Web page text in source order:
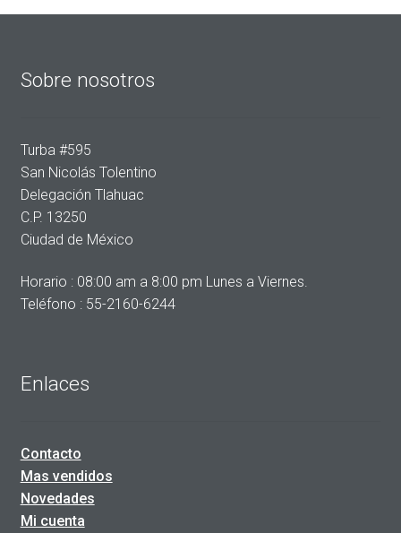
Sobre nosotros
Turba #595
San Nicolás Tolentino
Delegación Tlahuac
C.P. 13250
Ciudad de México
Horario : 08:00 am a 8:00 pm Lunes a Viernes.
Teléfono : 55-2160-6244
Enlaces
Contacto
Mas vendidos
Novedades
Mi cuenta